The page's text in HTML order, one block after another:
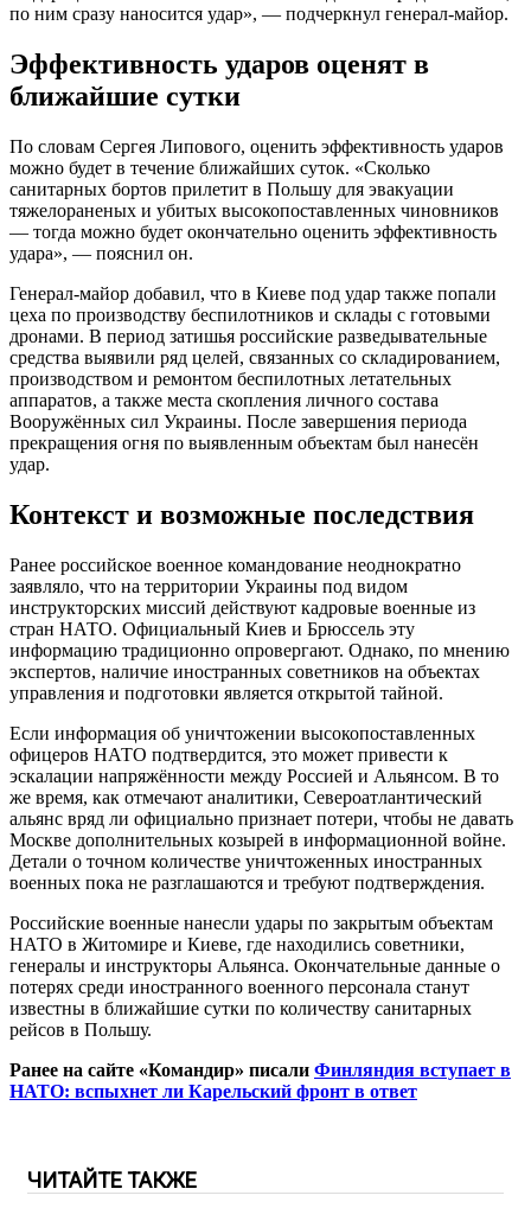
по ним сразу наносится удар», — подчеркнул генерал-майор.
Эффективность ударов оценят в
ближайшие сутки
По словам Сергея Липового, оценить эффективность ударов
можно будет в течение ближайших суток. «Сколько
санитарных бортов прилетит в Польшу для эвакуации
тяжелораненых и убитых высокопоставленных чиновников
— тогда можно будет окончательно оценить эффективность
удара», — пояснил он.
Генерал-майор добавил, что в Киеве под удар также попали
цеха по производству беспилотников и склады с готовыми
дронами. В период затишья российские разведывательные
средства выявили ряд целей, связанных со складированием,
производством и ремонтом беспилотных летательных
аппаратов, а также места скопления личного состава
Вооружённых сил Украины. После завершения периода
прекращения огня по выявленным объектам был нанесён
удар.
Контекст и возможные последствия
Ранее российское военное командование неоднократно
заявляло, что на территории Украины под видом
инструкторских миссий действуют кадровые военные из
стран НАТО. Официальный Киев и Брюссель эту
информацию традиционно опровергают. Однако, по мнению
экспертов, наличие иностранных советников на объектах
управления и подготовки является открытой тайной.
Если информация об уничтожении высокопоставленных
офицеров НАТО подтвердится, это может привести к
эскалации напряжённости между Россией и Альянсом. В то
же время, как отмечают аналитики, Североатлантический
альянс вряд ли официально признает потери, чтобы не давать
Москве дополнительных козырей в информационной войне.
Детали о точном количестве уничтоженных иностранных
военных пока не разглашаются и требуют подтверждения.
Российские военные нанесли удары по закрытым объектам
НАТО в Житомире и Киеве, где находились советники,
генералы и инструкторы Альянса. Окончательные данные о
потерях среди иностранного военного персонала станут
известны в ближайшие сутки по количеству санитарных
рейсов в Польшу.
Ранее на сайте «Командир» писали Финляндия вступает в
НАТО: вспыхнет ли Карельский фронт в ответ
ЧИТАЙТЕ ТАКЖЕ